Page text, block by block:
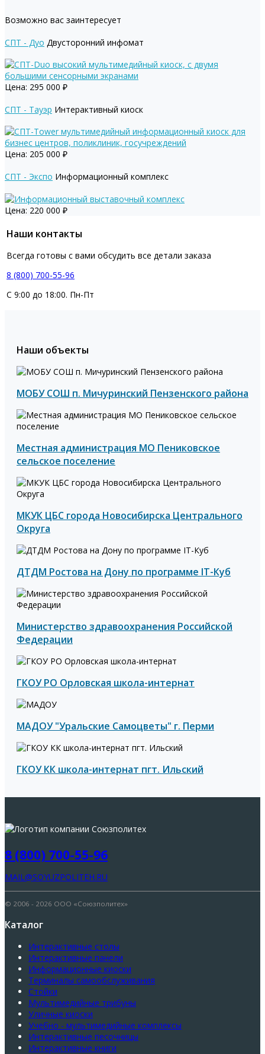
Возможно вас заинтересует
СПТ - Дуо Двусторонний инфомат
Цена: 295 000 ₽
СПТ - Тауэр Интерактивный киоск
Цена: 205 000 ₽
СПТ - Экспо Информационный комплекс
Цена: 220 000 ₽
Наши контакты
Всегда готовы с вами обсудить все детали заказа
8 (800) 700-55-96
С 9:00 до 18:00. Пн-Пт
Наши объекты
МОБУ СОШ п. Мичуринский Пензенского района
Местная администрация МО Пениковское
сельское поселение
МКУК ЦБС города Новосибирска Центрального
Округа
ДТДМ Ростова на Дону по программе IT-Куб
Министерство здравоохранения Российской
Федерации
ГКОУ РО Орловская школа-интернат
МАДОУ "Уральские Самоцветы" г. Перми
ГКОУ КК школа-интернат пгт. Ильский
8 (800) 700-55-96
MAIL@SOYUZPOLITEH.RU
© 2006 - 2026 ООО «Союзполитех»
Каталог
Интерактивные столы
Интерактивные панели
Информационные киоски
Терминалы самообслуживания
Стойки
Мультимедийные трибуны
Уличные киоски
Учебно - мультимедийные комплексы
Интерактивные песочницы
Интерактивные книги